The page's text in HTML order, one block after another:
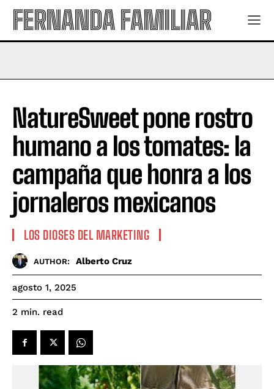
FERNANDA FAMILIAR
NatureSweet pone rostro
humano a los tomates: la
campaña que honra a los
jornaleros mexicanos
LOS DIOSES DEL MARKETING
AUTHOR: Alberto Cruz
agosto 1, 2025
2 min. read